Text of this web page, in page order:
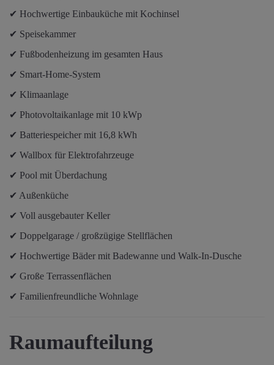
✔ Hochwertige Einbauküche mit Kochinsel
✔ Speisekammer
✔ Fußbodenheizung im gesamten Haus
✔ Smart-Home-System
✔ Klimaanlage
✔ Photovoltaikanlage mit 10 kWp
✔ Batteriespeicher mit 16,8 kWh
✔ Wallbox für Elektrofahrzeuge
✔ Pool mit Überdachung
✔ Außenküche
✔ Voll ausgebauter Keller
✔ Doppelgarage / großzügige Stellflächen
✔ Hochwertige Bäder mit Badewanne und Walk-In-Dusche
✔ Große Terrassenflächen
✔ Familienfreundliche Wohnlage
Raumaufteilung